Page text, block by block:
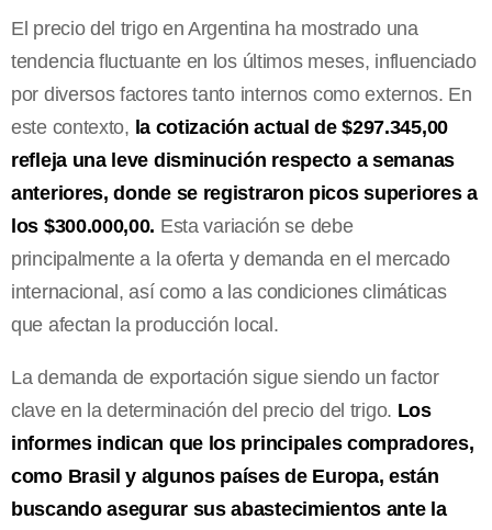
El precio del trigo en Argentina ha mostrado una
tendencia fluctuante en los últimos meses, influenciado
por diversos factores tanto internos como externos. En
este contexto, la cotización actual de $297.345,00
refleja una leve disminución respecto a semanas
anteriores, donde se registraron picos superiores a
los $300.000,00. Esta variación se debe
principalmente a la oferta y demanda en el mercado
internacional, así como a las condiciones climáticas
que afectan la producción local.
La demanda de exportación sigue siendo un factor
clave en la determinación del precio del trigo. Los
informes indican que los principales compradores,
como Brasil y algunos países de Europa, están
buscando asegurar sus abastecimientos ante la